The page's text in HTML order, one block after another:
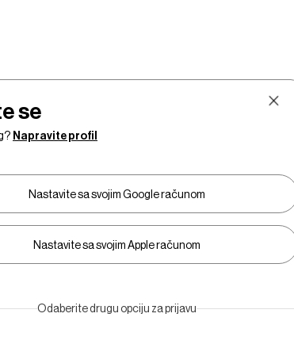
Adria
se
Napravite profil
Nastavite sa svojim Google računom
Nastavite sa svojim Apple računom
Odaberite drugu opciju za prijavu